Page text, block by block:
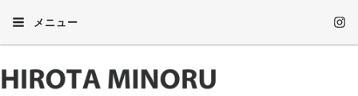
メニュー